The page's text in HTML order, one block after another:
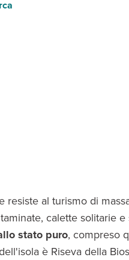
resiste al turismo di
calette solitarie
stato puro, compreso
è Riseva della